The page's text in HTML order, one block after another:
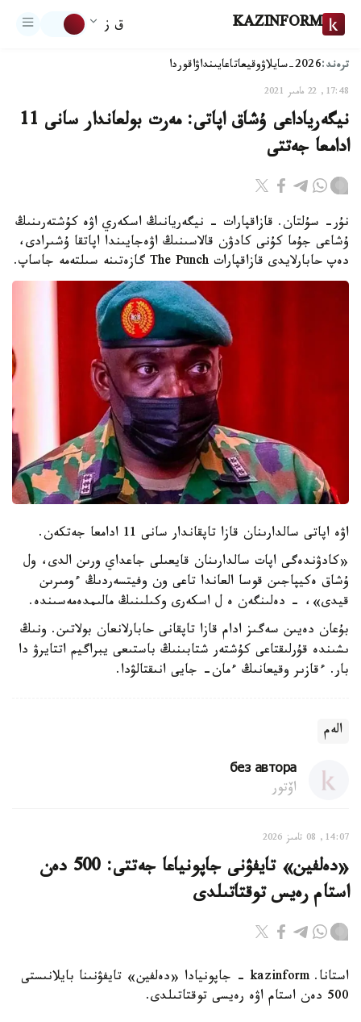
KAZINFORM ق ز
ترەند:2026-سايلاۋ وقيعاتاعايىنداۋاقوردا
17:48, 22 مامىر 2021
نيگەرياداعى ۇشاق اپاتى: مەرت بولعاندار سانى 11
ادامعا جەتتى
نۇر- سۇلتان. قازاقپارات - نيگەريانىڭ اسكەري اۋە كۇشتەرىنىڭ
ۇشاعى جۇما كۇنى كادۋن قالاسىنىڭ اۋەجايىندا اپاتقا ۇشىرادى،
دەپ حابارلايدى قازاقپارات The Punch گازەتىنە سىلتەمە جاساپ.
اۋە اپاتى سالدارىنان قازا تاپقاندار سانى 11 ادامعا جەتكەن.
«كادۋندەگى اپات سالدارىنان قايعىلى جاعداي ورىن الدى، ول
ۇشاق ەكيپاجىن قوسا العاندا تاعى ون وفيتسەردىڭ ءومىرىن
قيدى»، - دەلىنگەن ە ل اسكەرى وكىلىنىڭ مالىمدەمەسىندە.
بۇعان دەيىن سەگىز ادام قازا تاپقانى حابارلانعان بولاتىن. ونىڭ
ىشىندە قۇرلىقتاعى كۇشتەر شتابىنىڭ باستىعى يبراگيم اتتايرۋ دا
بار. ءقازىر وقيعانىڭ ءمان- جايى انىقتالۋدا.
الەم
без автора
اۆتور
14:07, 08 تامىز 2026
«دەلفين» تايفۋنى جاپونياعا جەتتى: 500 دەن
استام رەيس توقتاتىلدى
استانا. kazinform - جاپونيادا «دەلفين» تايفۋنىنا بايلانىستى
500 دەن استام اۋە رەيسى توقتاتىلدى.